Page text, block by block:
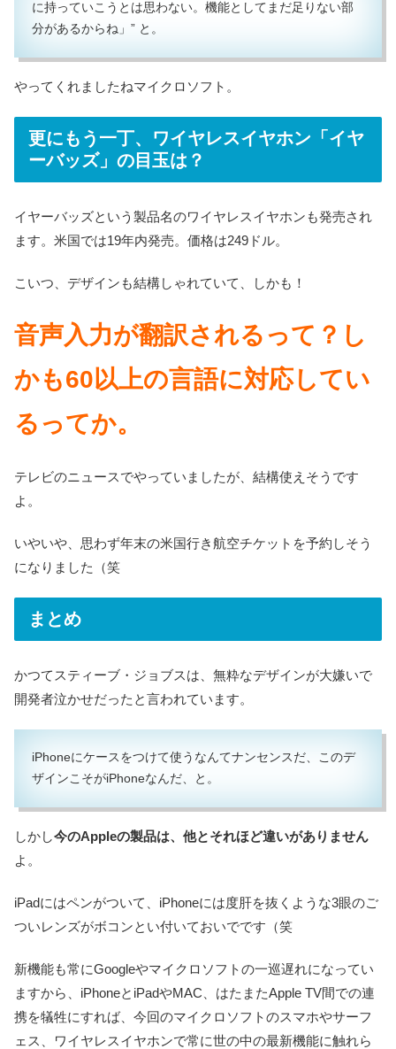
に持っていこうとは思わない。機能としてまだ足りない部
分があるからね」” と。
やってくれましたねマイクロソフト。
更にもう一丁、ワイヤレスイヤホン「イヤ
ーバッズ」の目玉は？
イヤーバッズという製品名のワイヤレスイヤホンも発売され
ます。米国では19年内発売。価格は249ドル。
こいつ、デザインも結構しゃれていて、しかも！
音声入力が翻訳されるって？し
かも60以上の言語に対応してい
るってか。
テレビのニュースでやっていましたが、結構使えそうです
よ。
いやいや、思わず年末の米国行き航空チケットを予約しそう
になりました（笑
まとめ
かつてスティーブ・ジョブスは、無粋なデザインが大嫌いで
開発者泣かせだったと言われています。
iPhoneにケースをつけて使うなんてナンセンスだ、このデ
ザインこそがiPhoneなんだ、と。
しかし今のAppleの製品は、他とそれほど違いがありません
よ。
iPadにはペンがついて、iPhoneには度肝を抜くような3眼のご
ついレンズがボコンとい付いておいでです（笑
新機能も常にGoogleやマイクロソフトの一巡遅れになってい
ますから、iPhoneとiPadやMAC、はたまたApple TV間での連
携を犠牲にすれば、今回のマイクロソフトのスマホやサーフ
ェス、ワイヤレスイヤホンで常に世の中の最新機能に触れら